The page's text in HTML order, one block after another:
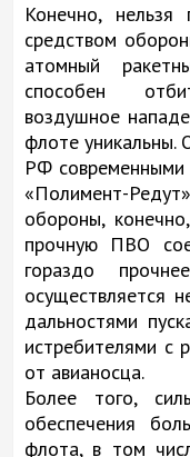
Конечно,
средством
атомный
способен
воздушное
флоте
РФ
«Полимент-
обороны,
прочную ПВО
гораздо
осуществляется
дальностями
истребителями с
от авианосца.
Более того,
обеспечения
флота, в том